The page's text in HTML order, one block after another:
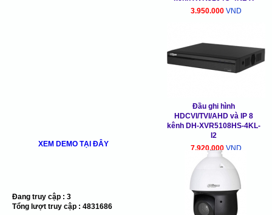
XEM DEMO TẠI ĐÂY
Đang truy cập : 3
Tổng lượt truy cập : 4831686
3.950.000 VND
Đầu ghi hình
HDCVI/TVI/AHD và IP 8
kênh DH-XVR5108HS-4KL-
I2
7.920.000 VND